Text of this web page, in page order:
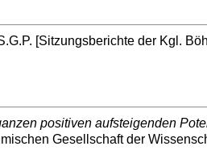
[Sitzungsberichte der Kgl.
positiven aufsteigenden
Gesellschaft der